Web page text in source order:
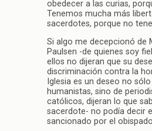
obedecer a las curias,
Tenemos mucha más
sacerdotes, porque no
Si algo me decepcionó de
Paulsen -de quienes soy
ellos no dijeran que su
discriminación contra la
Iglesia es un deseo no
humanistas, sino de
católicos, dijeran lo que
sacerdote- no podía decir
sancionado por el